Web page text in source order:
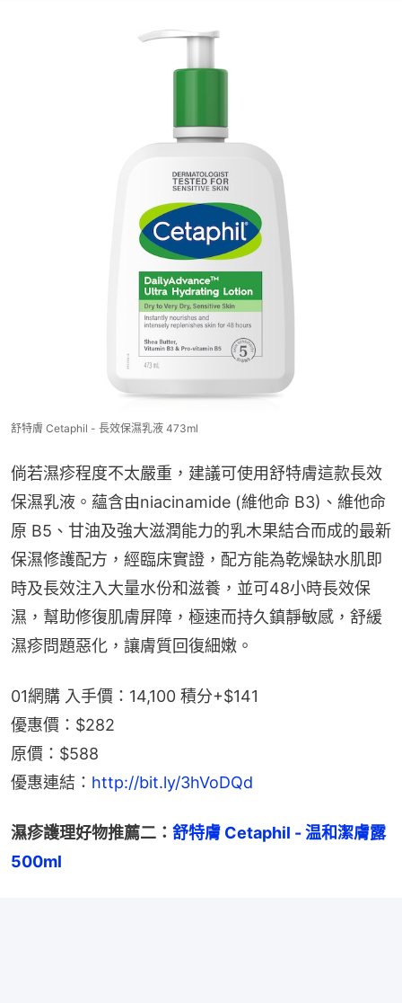
舒特膚 Cetaphil - 長效保濕乳液 473ml
倘若濕疹程度不太嚴重，建議可使用舒特膚這款長效
保濕乳液。蘊含由niacinamide (維他命 B3)、維他命
原 B5、甘油及強大滋潤能力的乳木果結合而成的最新
保濕修護配方，經臨床實證，配方能為乾燥缺水肌即
時及長效注入大量水份和滋養，並可48小時長效保
濕，幫助修復肌膚屏障，極速而持久鎮靜敏感，舒緩
濕疹問題惡化，讓膚質回復細嫩。
01網購 入手價：14,100 積分+$141
優惠價：$282
原價：$588
優惠連結： http://bit.ly/3hVoDQd
濕疹護理好物推薦二： 舒特膚 Cetaphil - 温和潔膚露
500ml